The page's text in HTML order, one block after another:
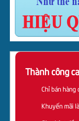
Thành công
Chỉ bán hàng
Khuyến mãi